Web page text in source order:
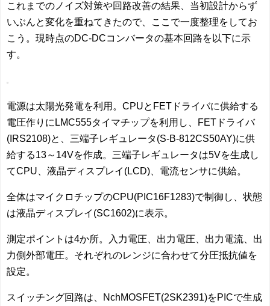
これまでのノイズ対策や回路改善の結果、当初設計からず
いぶんと変化を重ねてきたので、ここで一度整理をしてお
こう。現時点のDC-DCコンバータの基本回路を以下に示
す。
電源は太陽光発電を利用。CPUとFETドライバに供給する
電圧作りにLMC555タイマチップを利用し、FETドライバ
(IRS2108)と、三端子レギュレータ(S-B-812CS50AY)に供
給する13～14Vを作成。三端子レギュレータは5Vを生成し
てCPU、液晶ディスプレイ(LCD)、電流センサに供給。
全体はマイクロチップのCPU(PIC16F1283)で制御し、状態
は液晶ディスプレイ(SC1602)に表示。
測定ポイントは4か所。入力電圧、出力電圧、出力電流、出
力側外部電圧。それぞれのレンジに合わせて分圧抵抗値を
設定。
スイッチング回路は、NchMOSFET(2SK2391)をPICで生成